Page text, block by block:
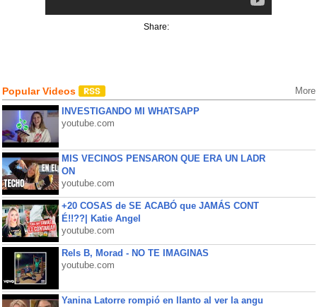
Share:
Popular Videos More
INVESTIGANDO MI WHATSAPP
youtube.com
MIS VECINOS PENSARON QUE ERA UN LADR
ON
youtube.com
+20 COSAS de SE ACABÓ que JAMÁS CONT
É!!??| Katie Angel
youtube.com
Rels B, Morad - NO TE IMAGINAS
youtube.com
Yanina Latorre rompió en llanto al ver la angu